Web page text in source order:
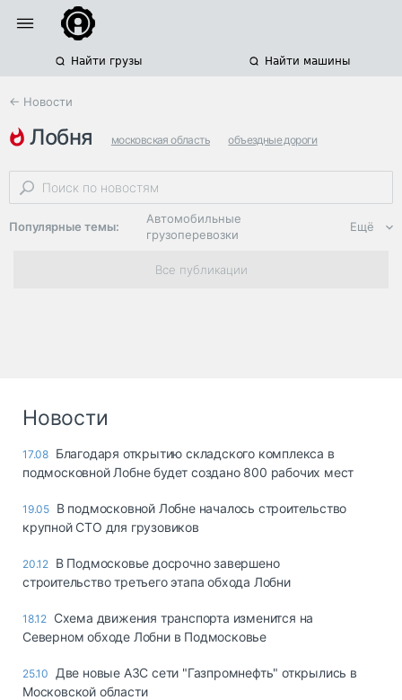
Найти грузы Найти машины
← Новости
лобня московская область объездные дороги
строительство дорог
Популярные темы:
Автомобильные
грузоперевозки
Региональная
логистика
опасные грузы
страхование
Склады и
грузовые
Коммерческий
транспорт
Спецтехника
Ещё
Все публикации
Новости
17.08 Благодаря открытию складского комплекса в
подмосковной Лобне будет создано 800 рабочих мест
19.05 В подмосковной Лобне началось строительство
крупной СТО для грузовиков
20.12 В Подмосковье досрочно завершено
строительство третьего этапа обхода Лобни
18.12 Схема движения транспорта изменится на
Северном обходе Лобни в Подмосковье
25.10
Две новые АЗС сети "Газпромнефть" открылись в
Московской области